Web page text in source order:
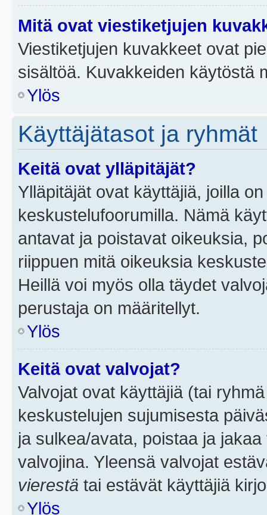
Mitä ovat viestiketjujen
Viestiketjujen kuvakkeet ovat
sisältöä. Kuvakkeiden käytöstä
Ylös
Käyttäjätasot ja ryhmät
Keitä ovat ylläpitäjät?
Ylläpitäjät ovat käyttäjiä, joilla
keskustelufoorumilla. Nämä
antavat ja poistavat oikeuksia,
riippuen mitä oikeuksia
Heillä voi myös olla täydet
perustaja on määritellyt.
Ylös
Keitä ovat valvojat?
Valvojat ovat käyttäjiä (tai
keskustelujen sujumisesta
ja sulkea/avata, poistaa ja
valvojina. Yleensä valvojat
vierestä tai estävät käyttäjiä
Ylös